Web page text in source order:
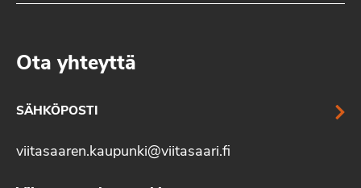
Ota yhteyttä
SÄHKÖPOSTI
viitasaaren.kaupunki@viitasaari.fi